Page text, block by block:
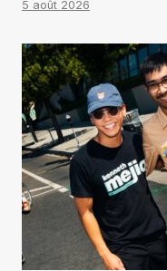
5 août 2026